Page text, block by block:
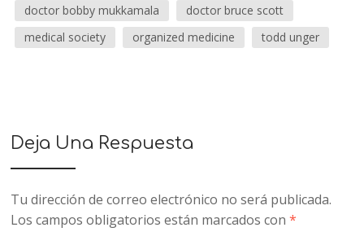
doctor bobby mukkamala
doctor bruce scott
medical society
organized medicine todd unger
Deja Una Respuesta
Tu dirección de correo electrónico no será publicada.
Los campos obligatorios están marcados con*